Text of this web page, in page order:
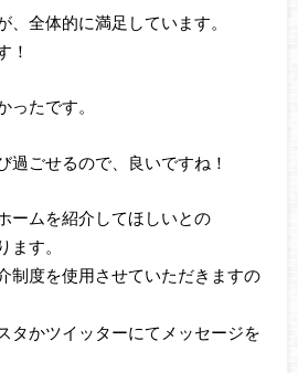
、全体的に満足しています。
！
ったです。
過ごせるので、良いですね！
ームを紹介してほしいとの
ます。
制度を使用させていただきますの
タかツイッターにてメッセージを